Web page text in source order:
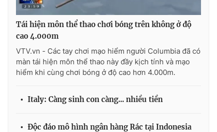
Tư vấn
Chuyên mục khác
Emagazine
Photo Infographic
Shorts video
VTV Money VTV Thể thao
Tái hiện môn thể thao chơi bóng trên không ở độ
cao 4.000m
VTV.vn - Các tay chơi mạo hiểm người Columbia đã có
màn tái hiện môn thể thao này đầy kịch tính và mạo
hiểm khi cùng chơi bóng ở độ cao hơn 4.000m.
Italy: Càng sinh con càng... nhiều tiền
Độc đáo mô hình ngân hàng Rác tại Indonesia